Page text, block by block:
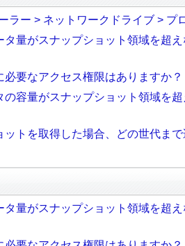
ラー > ネットワークドライブ > プ
タ量がスナップショット領域を超
要なアクセス権限はありますか？
の容量がスナップショット領域を
トを取得した場合、どの世代ま
タ量がスナップショット領域を超